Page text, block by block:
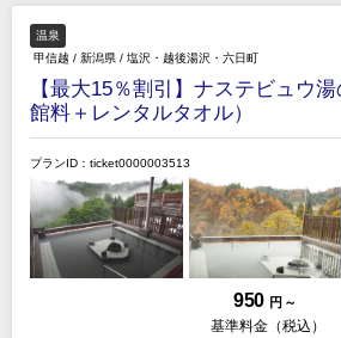
温泉
甲信越 / 新潟県 / 塩沢・越後湯沢・六日町
【最大15％割引】ナステビュウ
館料＋レンタルタオル）
プランID：ticket0000003513
950 円 ～
基準料金（税込）